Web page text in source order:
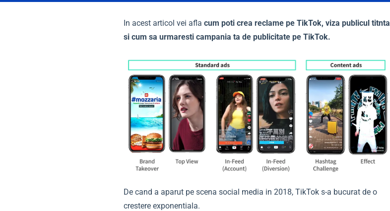
In acest articol vei afla cum poti crea reclame pe TikTok, viza publicul titnta
si cum sa urmaresti campania ta de publicitate pe TikTok.
De cand a aparut pe scena social media in 2018, TikTok s-a bucurat de o
crestere exponentiala.